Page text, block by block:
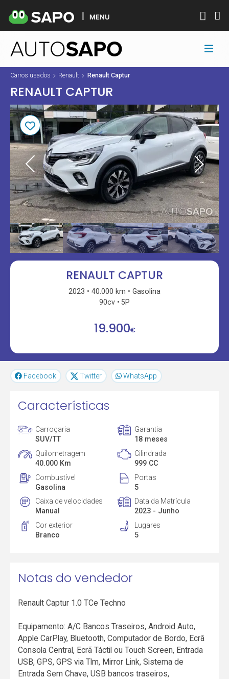
MENU
Carros usados Renault Renault Captur
RENAULT CAPTUR
RENAULT CAPTUR
2023 40.000 km
Gasolina
90cv
5P
19.900€
Facebook Twitter WhatsApp
Características
Carroçaria
SUV/TT
Garantia
18 meses
Quilometragem
40.000 Km
Cilindrada
999 CC
Combustível
Gasolina
Portas
5
Caixa de velocidades
Manual
Data da Matrícula
2023 - Junho
Cor exterior
Branco
Lugares
5
Notas do vendedor
Renault Captur 1.0 TCe Techno
Equipamento: A/C Bancos Traseiros, Android Auto,
Apple CarPlay, Bluetooth, Computador de Bordo, Ecrã
Consola Central, Ecrã Táctil ou Touch Screen, Entrada
USB, GPS, GPS via Tlm, Mirror Link, Sistema de
Entrada Sem Chave, USB bancos traseiros,